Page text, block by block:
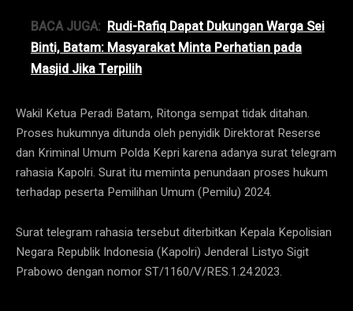
BACA JUGA: Rudi-Rafiq Dapat Dukungan Warga Sei
Binti, Batam: Masyarakat Minta Perhatian pada
Masjid Jika Terpilih
Wakil Ketua Peradi Batam, Ritonga sempat tidak ditahan.
Proses hukumnya ditunda oleh penyidik Direktorat Reserse
dan Kriminal Umum Polda Kepri karena adanya surat telegram
rahasia Kapolri. Surat itu meminta penundaan proses hukum
terhadap peserta Pemilihan Umum (Pemilu) 2024.
Surat telegram rahasia tersebut diterbitkan Kepala Kepolisian
Negara Republik Indonesia (Kapolri) Jenderal Listyo Sigit
Prabowo dengan nomor ST/1160/V/RES.1.24.2023.